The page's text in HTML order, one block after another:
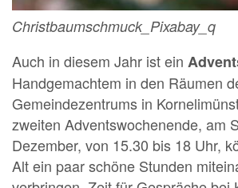
Christbaumschmuck_Pixabay_q
Auch in diesem Jahr ist ein
Handgemachtem in den Räumen
Gemeindezentrums in
zweiten Adventswochenende, am
Dezember, von 15.30 bis 18 Uhr,
Alt ein paar schöne Stunden